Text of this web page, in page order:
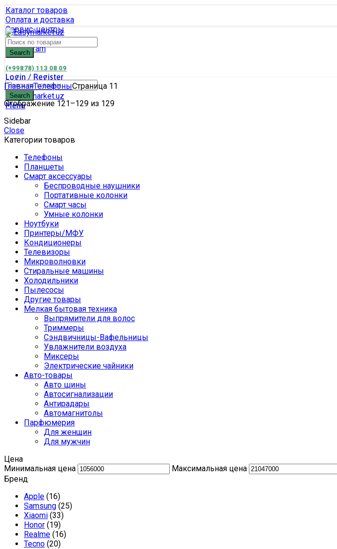
Каталог товаров
Оплата и доставка
Сервис-центры
Связаться с нами
(+99878) 113 08 09
Search
Login / Register
1item/ 4.959.000UZS
Menu
Search
ГлавнаяТелефоныСтраница 11
Отображение 121–129 из 129
Sidebar
Close
Категории товаров
Телефоны
Планшеты
Смарт аксессуары
Беспроводные наушники
Портативные колонки
Смарт часы
Умные колонки
Ноутбуки
Принтеры/МФУ
Кондиционеры
Телевизоры
Микроволновки
Стиральные машины
Холодильники
Пылесосы
Другие товары
Мелкая бытовая техника
Выпрямители для волос
Триммеры
Сэндвичницы-Вафельницы
Увлажнители воздуха
Миксеры
Электрические чайники
Авто-товары
Авто шины
Автосигнализации
Антирадары
Автомагнитолы
Парфюмерия
Для женщин
Для мужчин
Цена
Минимальная цена
Максимальная цена
Бренд
Apple (16)
Samsung (25)
Xiaomi (33)
Honor (19)
Realme (16)
Tecno (20)